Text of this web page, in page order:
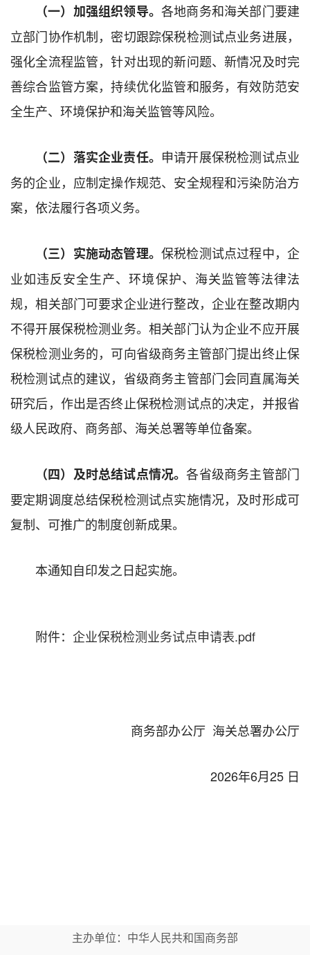
（一）加强组织领导。 各地商务和海关部门要建
立部门协作机制，密切跟踪保税检测试点业务进展，
强化全流程监管，针对出现的新问题、新情况及时完
善综合监管方案，持续优化监管和服务，有效防范安
全生产、环境保护和海关监管等风险。
（二）落实企业责任。 申请开展保税检测试点业
务的企业，应制定操作规范、安全规程和污染防治方
案，依法履行各项义务。
（三）实施动态管理。 保税检测试点过程中，企
业如违反安全生产、环境保护、海关监管等法律法
规，相关部门可要求企业进行整改，企业在整改期内
不得开展保税检测业务。相关部门认为企业不应开展
保税检测业务的，可向省级商务主管部门提出终止保
税检测试点的建议，省级商务主管部门会同直属海关
研究后，作出是否终止保税检测试点的决定，并报省
级人民政府、商务部、海关总署等单位备案。
（四）及时总结试点情况。各省级商务主管部门
要定期调度总结保税检测试点实施情况，及时形成可
复制、可推广的制度创新成果。
本通知自印发之日起实施。
附件： 企业保税检测业务试点申请表.pdf
商务部办公厅 海关总署办公厅
2026年6月25 日
主办单位：中华人民共和国商务部